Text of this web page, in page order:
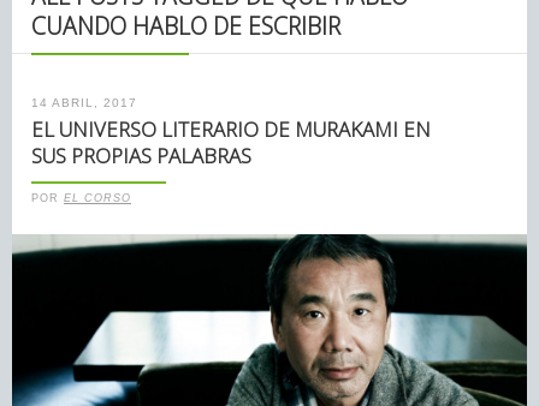
CUANDO HABLO DE ESCRIBIR
14 ABRIL, 2017
EL UNIVERSO LITERARIO DE MURAKAMI EN
SUS PROPIAS PALABRAS
POR EL CORSO